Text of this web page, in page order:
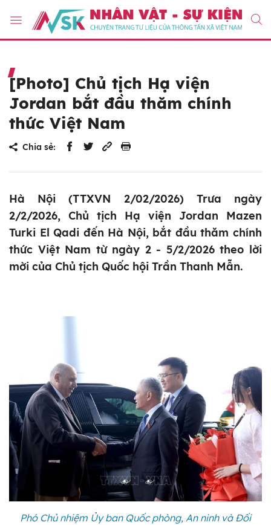
[Photo] Chủ tịch Hạ viện
Jordan bắt đầu thăm chính
thức Việt Nam
Chia sẻ:
Hà Nội (TTXVN 2/02/2026) Trưa ngày
2/2/2026, Chủ tịch Hạ viện Jordan Mazen
Turki El Qadi đến Hà Nội, bắt đầu thăm chính
thức Việt Nam từ ngày 2 - 5/2/2026 theo lời
mời của Chủ tịch Quốc hội Trần Thanh Mẫn.
Phó Chủ nhiệm Ủy ban Quốc phòng, An ninh và Đối